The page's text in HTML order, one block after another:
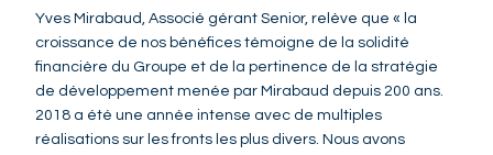
Yves Mirabaud, Associé gérant Senior, relève que « la
croissance de nos bénéfices témoigne de la solidité
financière du Groupe et de la pertinence de la stratégie
de développement menée par Mirabaud depuis 200 ans.
2018 a été une année intense avec de multiples
réalisations sur les fronts les plus divers. Nous avons